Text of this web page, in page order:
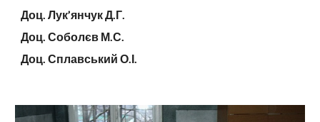
Доц. Лук’янчук Д.Г.
Доц. Соболєв М.С.
Доц. Сплавський О.І.